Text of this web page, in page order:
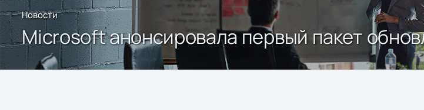
Новости
Microsoft анонсировала первый пакет